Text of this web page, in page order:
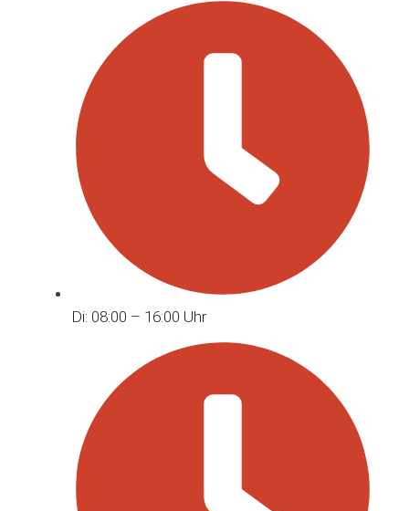
Di: 08:00 – 16:00 Uhr